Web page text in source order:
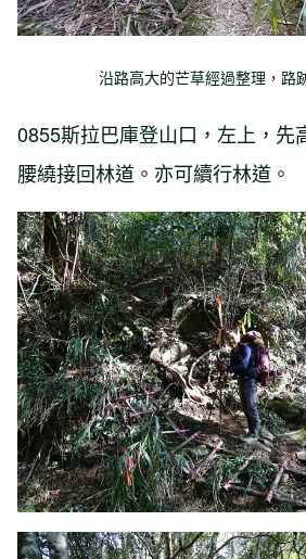
沿路高大的芒草經過整理，路
0855斯拉巴庫登山口，左上，先
腰繞接回林道。亦可續行林道。